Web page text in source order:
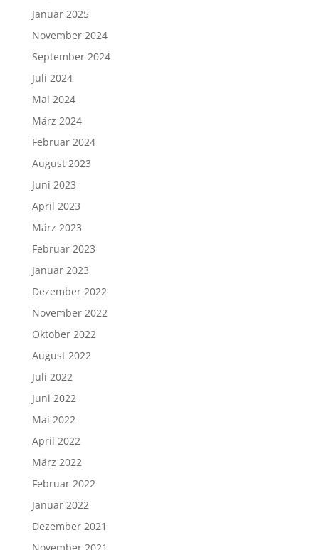
Januar 2025
November 2024
September 2024
Juli 2024
Mai 2024
März 2024
Februar 2024
August 2023
Juni 2023
April 2023
März 2023
Februar 2023
Januar 2023
Dezember 2022
November 2022
Oktober 2022
August 2022
Juli 2022
Juni 2022
Mai 2022
April 2022
März 2022
Februar 2022
Januar 2022
Dezember 2021